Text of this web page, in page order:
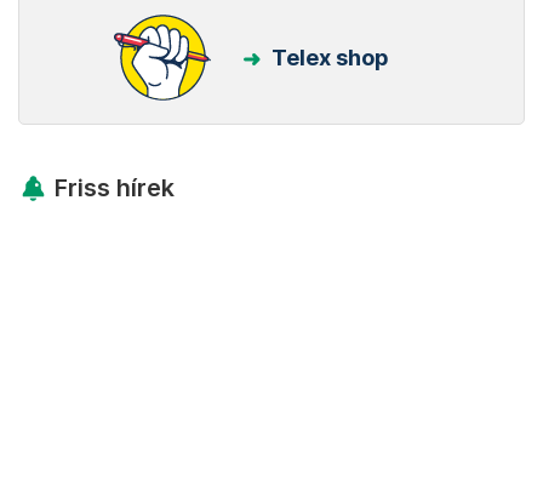
Telex shop
Friss hírek